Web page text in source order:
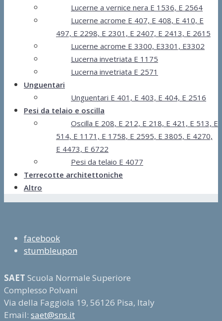
Lucerne a vernice nera E 1536, E 2564
Lucerne acrome E 407, E 408, E 410, E
497, E 2298, E 2301, E 2407, E 2413, E 2615
Lucerne acrome E 3300, E3301, E3302
Lucerna invetriata E 1175
Lucerna invetriata E 2571
Unguentari
Unguentari E 401, E 403, E 404, E 2516
Pesi da telaio e oscilla
Oscilla E 208, E 212, E 218, E 421, E 513, E
514, E 1171, E 1758, E 2595, E 3805, E 4270,
E 4473, E 6722
Pesi da telaio E 4077
Terrecotte architettoniche
Altro
facebook
stumbleupon
SAET Scuola Normale Superiore
Complesso Polvani
Via della Faggiola 19, 56126 Pisa, Italy
Email: saet@sns.it